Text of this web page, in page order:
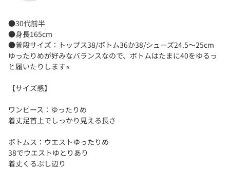
●30代前半
●身長165cm
●普段サイズ：トップス38/ボトム36か38/シューズ24.5〜25cm
ゆったりめが好みなバランスなので、ボトムはたまに40をゆるっ
と履いたりします⭐︎
【サイズ感】
ワンピース：ゆったりめ
着丈足首上でしっかり見える長さ
ボトムス：ウエストゆったりめ
38でウエストゆとりあり
着丈くるぶし辺り